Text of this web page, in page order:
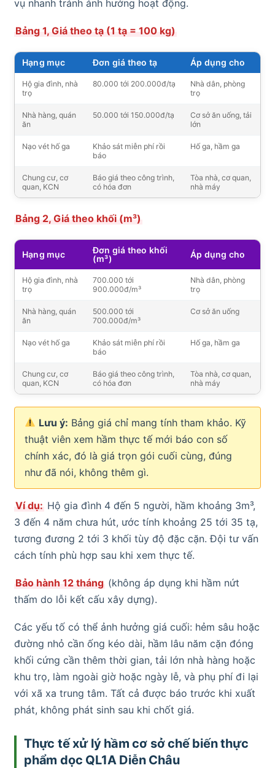
vụ nhanh tránh ảnh hưởng hoạt động.
Bảng 1, Giá theo tạ (1 tạ = 100 kg)
Hạng mục Đơn giá theo tạ Áp dụng cho
Hộ gia đình, nhà
trọ
80.000 tới 200.000đ/tạ
Nhà dân, phòng
trọ
Nhà hàng, quán
ăn
50.000 tới 150.000đ/tạ
Cơ sở ăn uống, tải
lớn
Nạo vét hố ga
Khảo sát miễn phí rồi
báo
Hố ga, hầm ga
Chung cư, cơ
quan, KCN
Báo giá theo công trình,
có hóa đơn
Tòa nhà, cơ quan,
nhà máy
Bảng 2, Giá theo khối (m³)
Hạng mục
Đơn giá theo khối
(m³)
Áp dụng cho
Hộ gia đình, nhà
trọ
700.000 tới
900.000đ/m³
Nhà dân, phòng
trọ
Nhà hàng, quán
ăn
500.000 tới
700.000đ/m³
Cơ sở ăn uống
Nạo vét hố ga
Khảo sát miễn phí rồi
báo
Hố ga, hầm ga
Chung cư, cơ
quan, KCN
Báo giá theo công trình,
có hóa đơn
Tòa nhà, cơ quan,
nhà máy
Lưu ý: Bảng giá chỉ mang tính tham khảo. Kỹ
thuật viên xem hầm thực tế mới báo con số
chính xác, đó là giá trọn gói cuối cùng, đúng
như đã nói, không thêm gì.
Ví dụ: Hộ gia đình 4 đến 5 người, hầm khoảng 3m³,
3 đến 4 năm chưa hút, ước tính khoảng 25 tới 35 tạ,
tương đương 2 tới 3 khối tùy độ đặc cặn. Đội tư vấn
cách tính phù hợp sau khi xem thực tế.
Bảo hành 12 tháng (không áp dụng khi hầm nứt
thấm do lỗi kết cấu xây dựng).
Các yếu tố có thể ảnh hưởng giá cuối: hẻm sâu hoặc
đường nhỏ cần ống kéo dài, hầm lâu năm cặn đóng
khối cứng cần thêm thời gian, tải lớn nhà hàng hoặc
khu trọ, làm ngoài giờ hoặc ngày lễ, và phụ phí đi lại
với xã xa trung tâm. Tất cả được báo trước khi xuất
phát, không phát sinh sau khi chốt giá.
Thực tế xử lý hầm cơ sở chế biến thực
phẩm dọc QL1A Diễn Châu